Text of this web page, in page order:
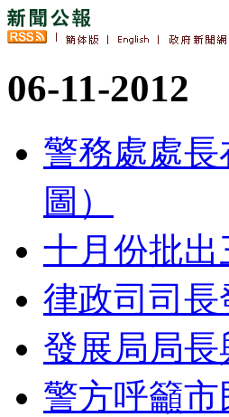
06-11-2012
警務處處
圖）
十月份批
律政司司長
發展局局
警方呼籲